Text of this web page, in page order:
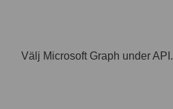
Välj Microsoft Graph under API.